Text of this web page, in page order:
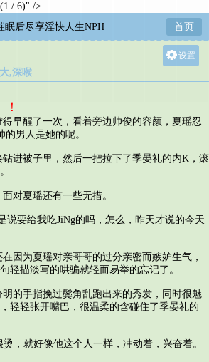
/ 6)" />
眠后尽享淫快人生NPH 首页
设置
中
,深喉
醒了一次，看着旁边帅俊的容颜，夏瑶忍
的男人是她的呢。
被子里，然后一把拉下了季晏礼的内K，滚
夏瑶还有一些无措。
要给我吃JiNg的吗，怎么，昨天才说的今天
为夏瑶对亲哥哥的过分亲密而嫉妒生气，
轻描淡写的哄骗就轻而易举的忘记了。
手指挽过鬓角乱跑出来的秀发，同时很魅
轻轻张开嘴巴，很温柔的含碰住了季晏礼的
就好像他这个人一样，冲动着，兴奋着。